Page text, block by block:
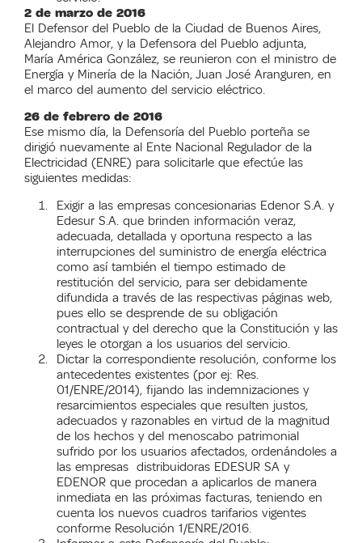
2 de marzo de 2016
El Defensor del Pueblo de la Ciudad de Buenos Aires,
Alejandro Amor, y la Defensora del Pueblo adjunta,
María América González, se reunieron con el ministro de
Energía y Minería de la Nación, Juan José Aranguren, en
el marco del aumento del servicio eléctrico.
26 de febrero de 2016
Ese mismo día, la Defensoría del Pueblo porteña se
dirigió nuevamente al Ente Nacional Regulador de la
Electricidad (ENRE) para solicitarle que efectúe las
siguientes medidas:
Exigir a las empresas concesionarias Edenor S.A. y
Edesur S.A. que brinden información veraz,
adecuada, detallada y oportuna respecto a las
interrupciones del suministro de energía eléctrica
como así también el tiempo estimado de
restitución del servicio, para ser debidamente
difundida a través de las respectivas páginas web,
pues ello se desprende de su obligación
contractual y del derecho que la Constitución y las
leyes le otorgan a los usuarios del servicio.
Dictar la correspondiente resolución, conforme los
antecedentes existentes (por ej: Res.
01/ENRE/2014), fijando las indemnizaciones y
resarcimientos especiales que resulten justos,
adecuados y razonables en virtud de la magnitud
de los hechos y del menoscabo patrimonial
sufrido por los usuarios afectados, ordenándoles a
las empresas distribuidoras EDESUR SA y
EDENOR que procedan a aplicarlos de manera
inmediata en las próximas facturas, teniendo en
cuenta los nuevos cuadros tarifarios vigentes
conforme Resolución 1/ENRE/2016.